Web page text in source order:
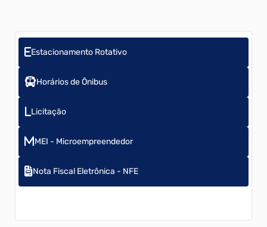
Estacionamento Rotativo
Horários de Ônibus
Licitação
MEI - Microempreendedor
Nota Fiscal Eletrônica - NFE